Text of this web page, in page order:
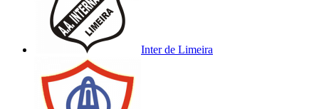
Inter de Limeira